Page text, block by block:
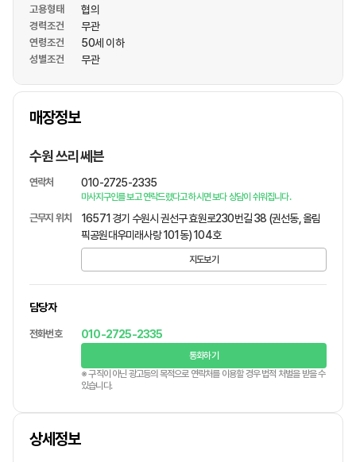
고용형태 협의
경력조건 무관
연령조건 50세 이하
성별조건 무관
매장정보
상호명
수원 쓰리쎄븐
연락처 010-2725-2335
마사지구인를 보고 연락드렸다고 하시면 보다 상담이 쉬워집니다.
근무지 위치
16571 경기 수원시 권선구 효원로230번길 38 (권선동, 올림
픽공원대우미래사랑 101동) 104호
지도보기
담당자
전화번호 010-2725-2335
통화하기
※ 구직이 아닌 광고등의 목적으로 연락처를 이용할 경우 법적 처벌을 받을 수
있습니다.
상세정보